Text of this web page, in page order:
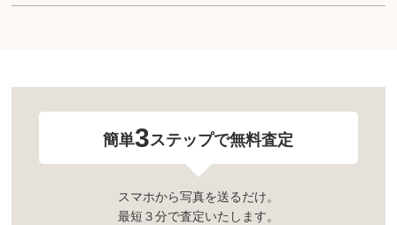
簡単3ステップで無料査定
スマホから写真を送るだけ。
最短３分で査定いたします。